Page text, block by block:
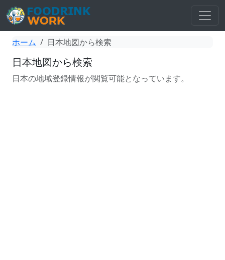
ホーム 日本地図から検索
日本地図から検索
日本の地域登録情報が閲覧可能となっています。